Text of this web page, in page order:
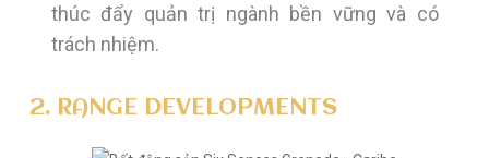
thúc đẩy quản trị ngành bền vững và có
trách nhiệm.
2. RANGE DEVELOPMENTS